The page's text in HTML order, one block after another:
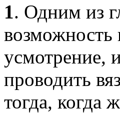
1. Одним из
возможность
усмотрение,
проводить
тогда, когда